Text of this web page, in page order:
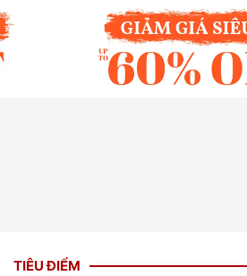
TIÊU ĐIỂM